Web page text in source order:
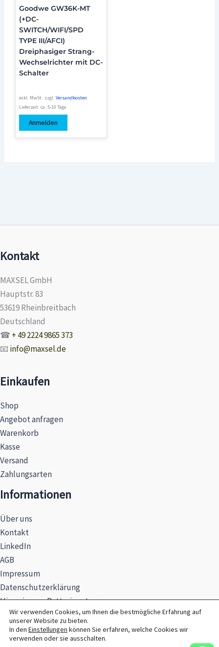
Goodwe GW36K-MT
(+DC-
SWITCH/WIFI/SPD
TYPE III/AFCI)
Dreiphasiger Strang-
Wechselrichter mit DC-
Schalter
exkl. MwSt. zzgl.Versandkosten
Lieferzeit:ca. 5-10 Tage
Anmelden
Kontakt
MAXSEL GmbH
Hauptstr. 83
53619 Rheinbreitbach
Deutschland
☎ + 49 2224 9865 373
📧 info@maxsel.de
Einkaufen
Shop
Angebot anfragen
Warenkorb
Kasse
Versand
Zahlungsarten
Informationen
Über uns
Kontakt
LinkedIn
AGB
Impressum
Datenschutzerklärung
Hinweise zur Batterieentsorgung
Wir verwenden Cookies, um Ihnen die bestmögliche Erfahrung auf
unserer Website zu bieten.
In den Einstellungen können Sie erfahren, welche Cookies wir
verwenden oder sie ausschalten.